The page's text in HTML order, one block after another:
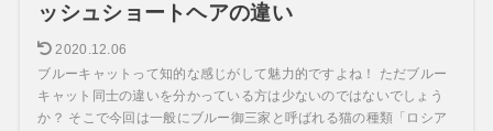
ッシュショートヘアの違い
2020.12.06
ブルーキャットって知的な感じがして魅力的ですよね！ ただブルー
キャット同士の違いを分かっている方は少ないのではないでしょう
か？ そこで今回は一般にブルー御三家と呼ばれる猫の種類「ロシア